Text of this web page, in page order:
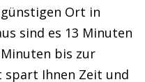
Ort in
sind es 13 Minuten
bis zur
spart Ihnen Zeit und